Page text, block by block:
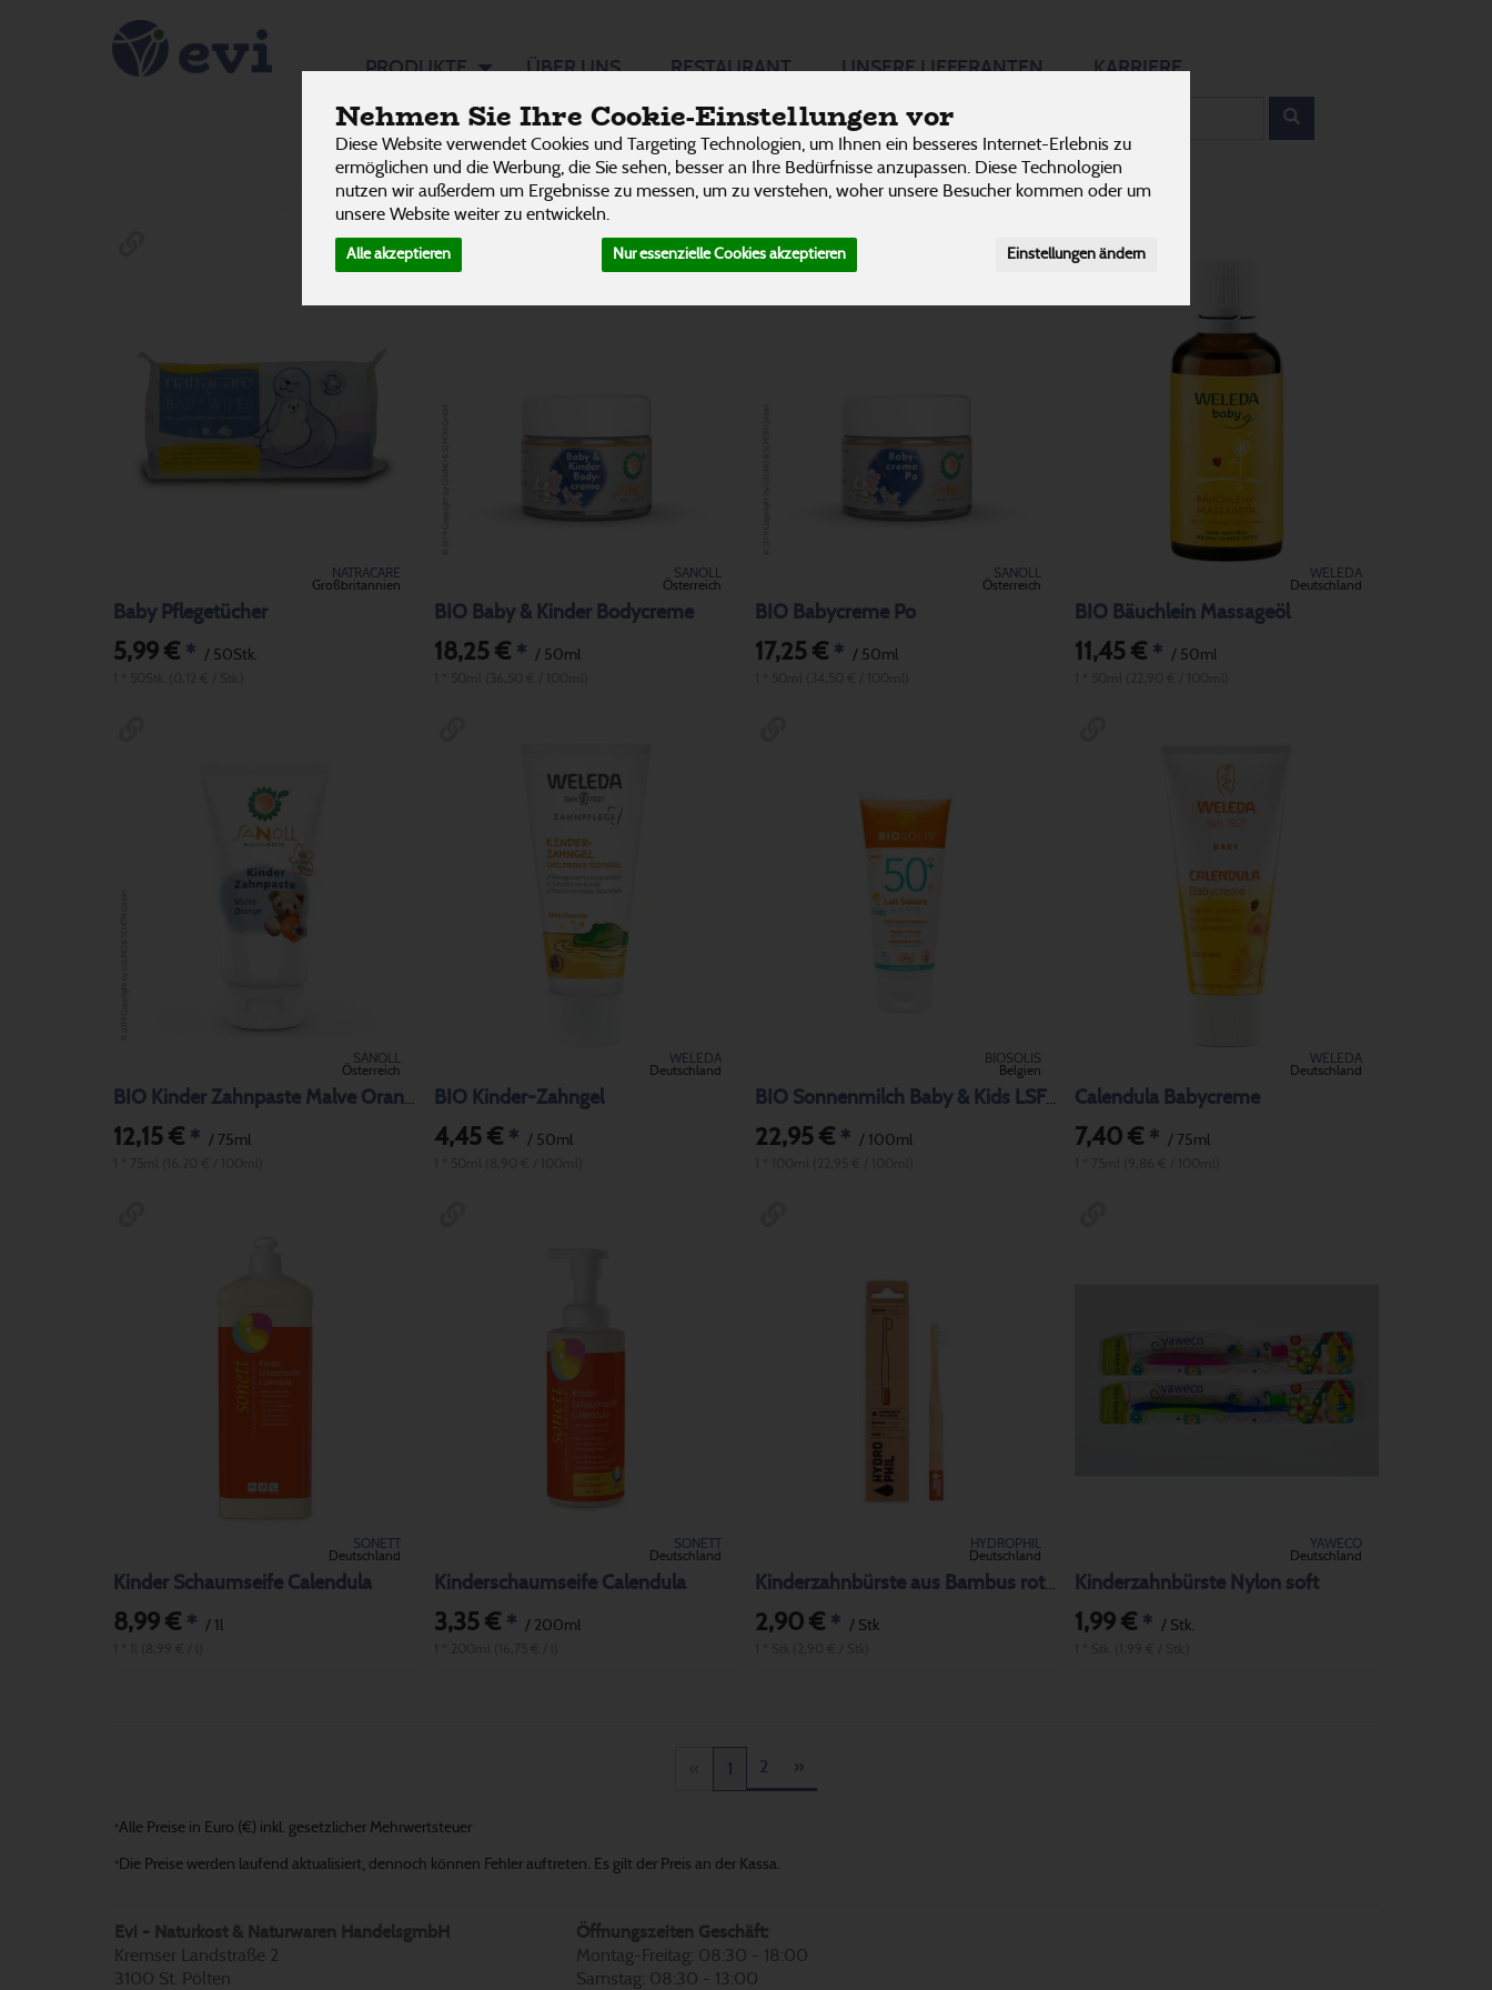
Nehmen Sie Ihre Cookie-Einstellungen vor
Diese Website verwendet Cookies und Targeting Technologien, um Ihnen ein besseres Internet-Erlebnis zu
ermöglichen und die Werbung, die Sie sehen, besser an Ihre Bedürfnisse anzupassen. Diese Technologien
nutzen wir außerdem um Ergebnisse zu messen, um zu verstehen, woher unsere Besucher kommen oder um
unsere Website weiter zu entwickeln.
Alle akzeptieren Nur essenzielle Cookies akzeptieren Einstellungen ändern
PRODUKTE ÜBER UNS RESTAURANT UNSERE LIEFERANTEN KARRIERE
Baby Pflege
Ernährung Allergene
NATRACARE
Großbritannien
Baby Pflegetücher
5,99 € * / 50Stk.
SANOLL
Österreich
BIO Baby & Kinder Bodycreme
18,25 €* / 50ml
SANOLL
Österreich
BIO Babycreme Po
17,25 €* / 50ml
WELEDA
Deutschland
BIO Bäuchlein Massageöl
11,45 € * / 50ml
SANOLL
Österreich
12,15 € * / 75ml
WELEDA
Deutschland
BIO Kinder-Zahngel
4,45 €* / 50ml
BIOSOLIS
Belgien
22,95 €* / 100ml
WELEDA
Deutschland
Calendula Babycreme
7,40 € * / 75ml
SONETT
Deutschland
Kinder Schaumseife Calendula
8,99 € * / 1l
SONETT
Deutschland
Kinderschaumseife Calendula
3,35 €* / 200ml
HYDROPHIL
Deutschland
Kinderzahnbürste aus Bambus rot weich
2,90 €* / Stk
YAWECO
Deutschland
Kinderzahnbürste Nylon soft
1,99 € * / Stk.
1 2 »
*Alle Preise in Euro (€) inkl. gesetzlicher Mehrwertsteuer
* Die Preise werden laufend aktualisiert, dennoch können Fehler auftreten. Es gilt der Preis an der Kassa.
Evi - Naturkost & Naturwaren HandelsgmbH
Kremser Landstraße 2
3100 St. Pölten
Öffnungszeiten Geschäft:
Montag-Freitag: 08:30 - 18:00
Samstag: 08:30 - 13:00